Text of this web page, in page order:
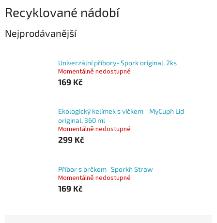
Recyklované nádobí
Nejprodávanější
Univerzální příbory- Spork original, 2ks
Momentálně nedostupné
169 Kč
Ekologický kelímek s víčkem - MyCup´n Lid
original, 360 ml
Momentálně nedostupné
299 Kč
Příbor s brčkem- Spork´n Straw
Momentálně nedostupné
169 Kč